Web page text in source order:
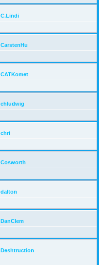
C.Lindi
CarstenHu
CATKomet
chludwig
chri
Cosworth
dalton
DanClem
Deshtruction